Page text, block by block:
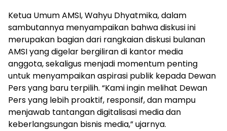
Ketua Umum AMSI, Wahyu Dhyatmika, dalam
sambutannya menyampaikan bahwa diskusi ini
merupakan bagian dari rangkaian diskusi bulanan
AMSI yang digelar bergiliran di kantor media
anggota, sekaligus menjadi momentum penting
untuk menyampaikan aspirasi publik kepada Dewan
Pers yang baru terpilih. “Kami ingin melihat Dewan
Pers yang lebih proaktif, responsif, dan mampu
menjawab tantangan digitalisasi media dan
keberlangsungan bisnis media,” ujarnya.